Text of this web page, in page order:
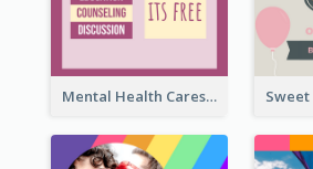
Mental Health Caresses Instagram Story